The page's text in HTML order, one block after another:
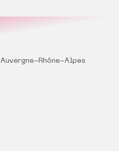
Auvergne-Rhône-Alpes